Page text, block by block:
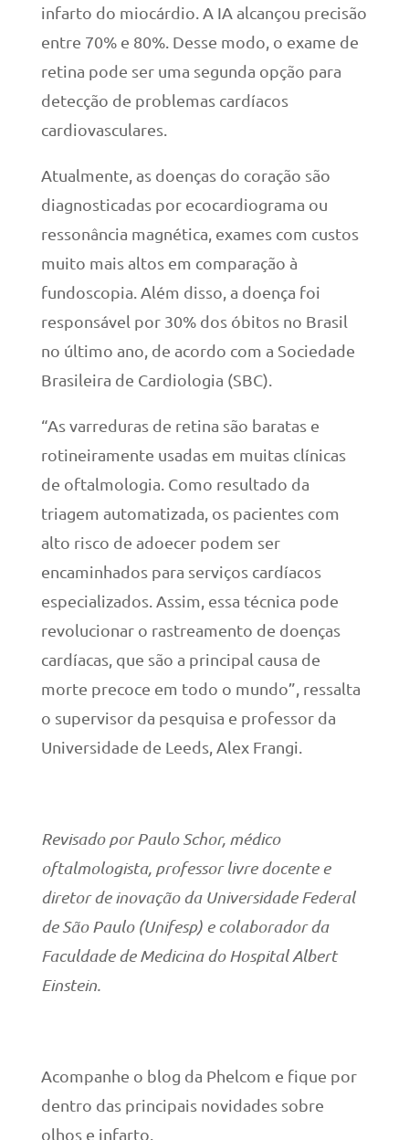
infarto do miocárdio. A IA alcançou precisão
entre 70% e 80%. Desse modo, o exame de
retina pode ser uma segunda opção para
detecção de problemas cardíacos
cardiovasculares.
Atualmente, as doenças do coração são
diagnosticadas por ecocardiograma ou
ressonância magnética, exames com custos
muito mais altos em comparação à
fundoscopia. Além disso, a doença foi
responsável por 30% dos óbitos no Brasil
no último ano, de acordo com a Sociedade
Brasileira de Cardiologia (SBC).
“As varreduras de retina são baratas e
rotineiramente usadas em muitas clínicas
de oftalmologia. Como resultado da
triagem automatizada, os pacientes com
alto risco de adoecer podem ser
encaminhados para serviços cardíacos
especializados. Assim, essa técnica pode
revolucionar o rastreamento de doenças
cardíacas, que são a principal causa de
morte precoce em todo o mundo”, ressalta
o supervisor da pesquisa e professor da
Universidade de Leeds, Alex Frangi.
Revisado por Paulo Schor, médico
oftalmologista, professor livre docente e
diretor de inovação da Universidade Federal
de São Paulo (Unifesp) e colaborador da
Faculdade de Medicina do Hospital Albert
Einstein.
Acompanhe o blog da Phelcom e fique por
dentro das principais novidades sobre
olhos e infarto.